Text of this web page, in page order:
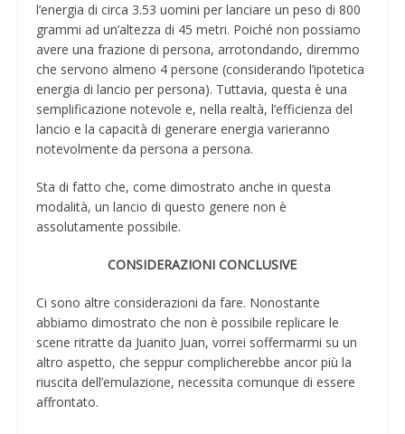
l’energia di circa 3.53 uomini per lanciare un peso di 800
grammi ad un’altezza di 45 metri. Poiché non possiamo
avere una frazione di persona, arrotondando, diremmo
che servono almeno 4 persone (considerando l’ipotetica
energia di lancio per persona). Tuttavia, questa è una
semplificazione notevole e, nella realtà, l’efficienza del
lancio e la capacità di generare energia varieranno
notevolmente da persona a persona.
Sta di fatto che, come dimostrato anche in questa
modalità, un lancio di questo genere non è
assolutamente possibile.
CONSIDERAZIONI CONCLUSIVE
Ci sono altre considerazioni da fare. Nonostante
abbiamo dimostrato che non è possibile replicare le
scene ritratte da Juanito Juan, vorrei soffermarmi su un
altro aspetto, che seppur complicherebbe ancor più la
riuscita dell’emulazione, necessita comunque di essere
affrontato.